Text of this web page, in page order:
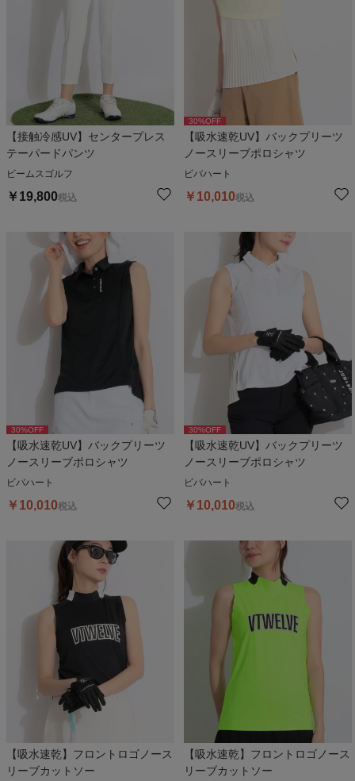
【接触冷感UV】センタープレス
テーパードパンツ
ビームスゴルフ
￥ 19,800税込
30%OFF
【吸水速乾UV】バックプリーツ
ノースリーブポロシャツ
ビバハート
￥ 10,010税込
30%OFF
【吸水速乾UV】バックプリーツ
ノースリーブポロシャツ
ビバハート
￥ 10,010税込
30%OFF
【吸水速乾UV】バックプリーツ
ノースリーブポロシャツ
ビバハート
￥ 10,010税込
【吸水速乾】フロントロゴノース
リーブカットソー
【吸水速乾】フロントロゴノース
リーブカットソー